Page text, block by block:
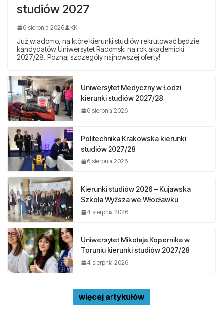
studiów 2027
6 sierpnia 2026 KK
Już wiadomo, na które kierunki studiów rekrutować będzie
kandydatów Uniwersytet Radomski na rok akademicki
2027/28. Poznaj szczegóły najnowszej oferty!
Uniwersytet Medyczny w Łodzi
kierunki studiów 2027/28
6 sierpnia 2026
Politechnika Krakowska kierunki
studiów 2027/28
6 sierpnia 2026
Kierunki studiów 2026 – Kujawska
Szkoła Wyższa we Włocławku
4 sierpnia 2026
Uniwersytet Mikołaja Kopernika w
Toruniu kierunki studiów 2027/28
4 sierpnia 2026
więcej artykułów